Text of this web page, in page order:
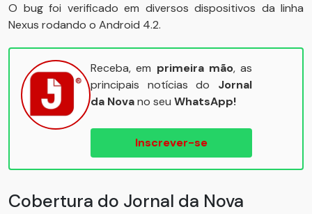
O bug foi verificado em diversos dispositivos da linha
Nexus rodando o Android 4.2.
Receba, em primeira mão, as
principais notícias do Jornal
da Novano seu WhatsApp!
Inscrever-se
Cobertura do Jornal da Nova